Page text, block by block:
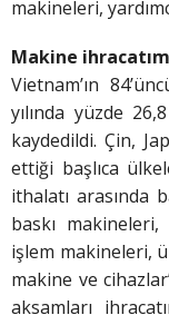
makineleri,
Makine
Vietnam’ın
yılında yüzde
kaydedildi. Çin,
ettiği başlıca
ithalatı arasında
baskı
işlem makineleri,
makine ve
aksamları